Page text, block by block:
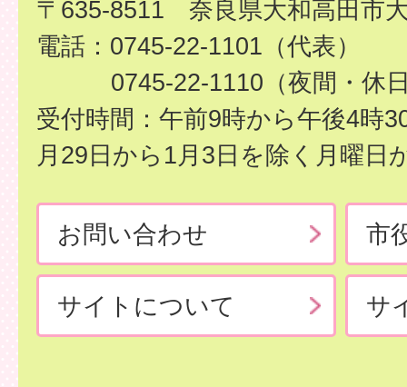
〒635-8511 奈良県大和高田市
電話：0745-22-1101（代表）
0745-22-1110（夜間・休
受付時間：午前9時から午後4時
月29日から1月3日を除く月曜日
お問い合わせ 市
サイトについて サ